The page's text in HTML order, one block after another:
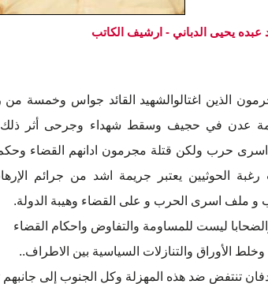
عبده يحيى الدباني - ارشيف الكاتب
الذين اغتالوالشهيد القائد جواس وخمسة
عدن في حجيف وسقط شهداء وجرحى أثر
اسرى حرب ولكن قتلة مجرمون ادانهم القضاء
الحوثيين يعتبر جريمة اشد من جرائم
و ملف اسرى الحرب و على القضاء وهيبة الدولة.
ليست للمساومة والتفاوض واحكام القضاء
الأوراق والتنازلات السياسية بين الاطراف..
تنتفض ضد هذه المهزلة وكل الجنوب إلى جانبهم